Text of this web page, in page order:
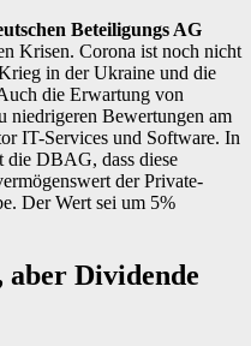
Beteiligungs AG
Krisen. Corona ist noch nicht
in der Ukraine und die
die Erwartung von
niedrigeren Bewertungen am
IT-Services und Software. In
die DBAG, dass diese
der Private-
Der Wert sei um 5%
Dividende